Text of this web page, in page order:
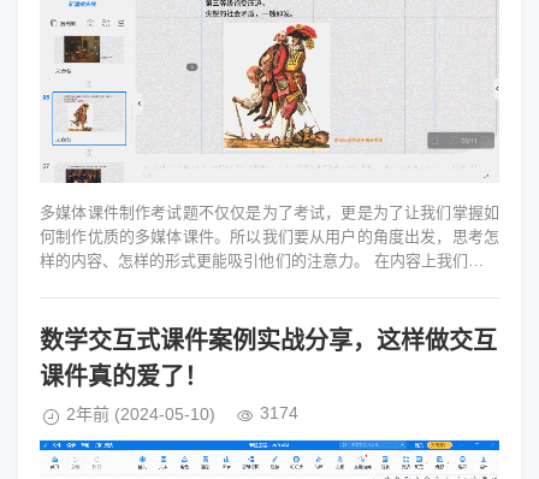
多媒体课件制作考试题不仅仅是为了考试，更是为了让我们掌握如
何制作优质的多媒体课件。所以我们要从用户的角度出发，思考怎
样的内容、怎样的形式更能吸引他们的注意力。 在内容上我们要注
数学交互式课件案例实战分享，这样做交互
课件真的爱了！
2年前 (2024-05-10) 3174